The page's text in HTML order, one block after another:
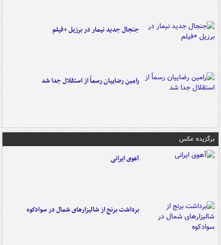
جنجال جدید نیمار در برزیل +فیلم
رامین رضاییان رسماً از استقلال جدا شد
برگزیده عکس
آهوی ایرانی
برداشت برنج از شالیزارهای شمال در سوادکوه